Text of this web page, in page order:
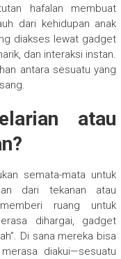
hafalan membuat
dari kehidupan anak
diakses lewat gadget
dan interaksi instan.
antara sesuatu yang
atau
semata-mata untuk
dari tekanan atau
ruang untuk
dihargai, gadget
Di sana mereka bisa
diakui—sesuatu